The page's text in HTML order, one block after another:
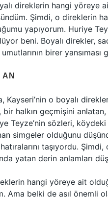
direklerin hangi
Şimdi, o direklerin
yapıyorum. Huriye
beni. Boyalı direkler,
birer yansıması
Kayseri’nin o boyalı
halkın geçmişini
Teyze’nin sözleri, köydeki
simgeler olduğunu
taşıyordu.
yatan derin anlamları
hangi yöreye ait
Ama belki de asıl önemli